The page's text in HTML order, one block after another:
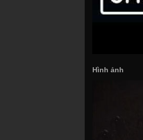
Hình ảnh